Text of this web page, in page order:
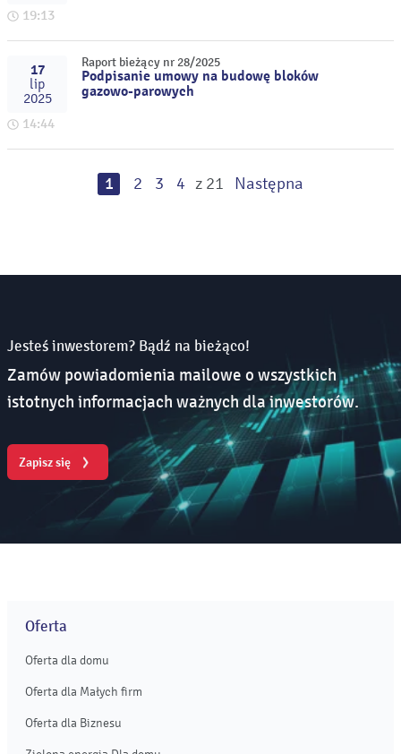
19:13
17
lip
2025
14:44
Raport bieżący nr 28/2025
Podpisanie umowy na budowę bloków
gazowo-parowych
1 2 3 4 z 21 Następna
Jesteś inwestorem? Bądź na bieżąco!
Zamów powiadomienia mailowe o wszystkich
istotnych informacjach ważnych dla inwestorów.
Zapisz się
Oferta
Oferta dla domu
Oferta dla Małych firm
Oferta dla Biznesu